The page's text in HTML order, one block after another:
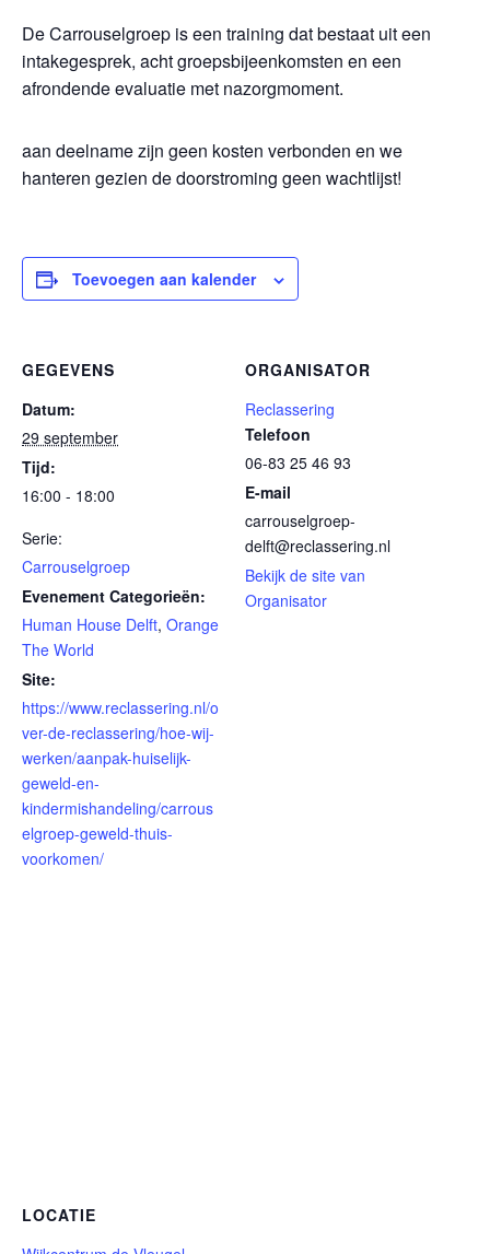
De Carrouselgroep is een training dat bestaat uit een
intakegesprek, acht groepsbijeenkomsten en een
afrondende evaluatie met nazorgmoment.
aan deelname zijn geen kosten verbonden en we
hanteren gezien de doorstroming geen wachtlijst!
Toevoegen aan kalender
GEGEVENS
Datum:
29 september
Tijd:
16:00 - 18:00
Serie:
Carrouselgroep
Evenement Categorieën:
Human House Delft, Orange
The World
Site:
https://www.reclassering.nl/o
ver-de-reclassering/hoe-wij-
werken/aanpak-huiselijk-
geweld-en-
kindermishandeling/carrous
elgroep-geweld-thuis-
voorkomen/
ORGANISATOR
Reclassering
Telefoon
06-83 25 46 93
E-mail
carrouselgroep-
delft@reclassering.nl
Bekijk de site van
Organisator
LOCATIE